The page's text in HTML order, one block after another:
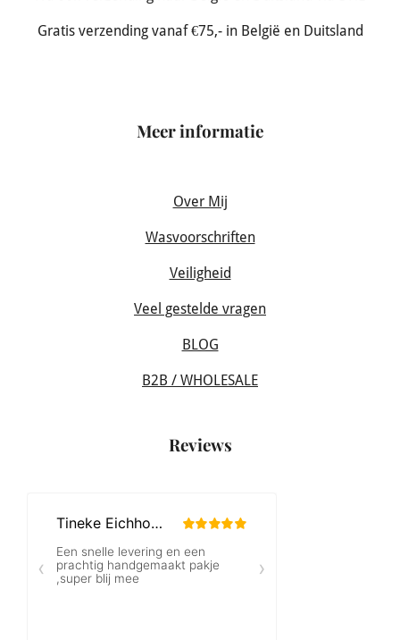
Gratis verzending vanaf €75,- in België en Duitsland
Meer informatie
Over Mij
Wasvoorschriften
Veiligheid
Veel gestelde vragen
BLOG
B2B / WHOLESALE
Reviews